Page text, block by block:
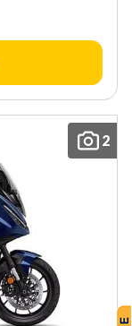
2